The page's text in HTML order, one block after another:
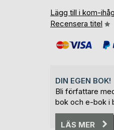
Lägg till i kom-
Recensera titel
DIN EGEN BOK!
Bli författare
bok och e-bok i
LÄS MER